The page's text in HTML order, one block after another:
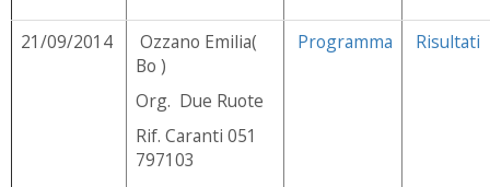
21/09/2014
Ozzano Emilia(
Bo )
Org. Due Ruote
Rif. Caranti 051
797103
Programma Risultati